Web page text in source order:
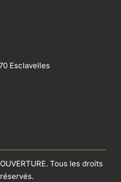
Esclavelles
Tous les droits